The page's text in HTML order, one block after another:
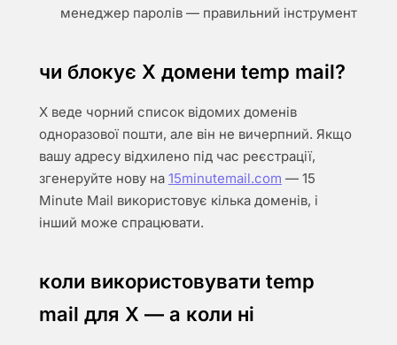
менеджер паролів — правильний інструмент
чи блокує X домени temp mail?
X веде чорний список відомих доменів
одноразової пошти, але він не вичерпний. Якщо
вашу адресу відхилено під час реєстрації,
згенеруйте нову на 15minutemail.com — 15
Minute Mail використовує кілька доменів, і
інший може спрацювати.
коли використовувати temp
mail для X — а коли ні